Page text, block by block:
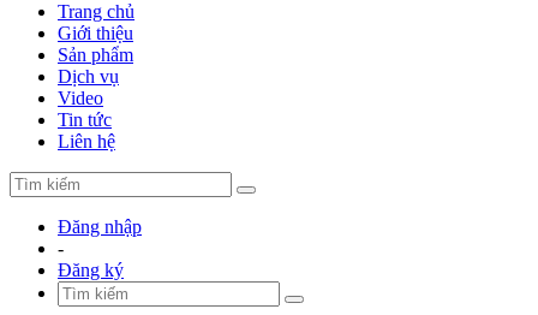
Trang chủ
Giới thiệu
Sản phẩm
Dịch vụ
Video
Tin tức
Liên hệ
Đăng nhập
-
Đăng ký